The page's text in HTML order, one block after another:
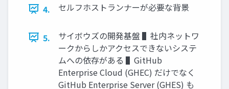
4.
セルフホストランナーが必要な背景
5.
サイボウズの開発基盤 ▌社内ネットワ
ークからしかアクセスできないシステ
ムへの依存がある ▌GitHub
Enterprise Cloud (GHEC) だけでなく
GitHub Enterprise Server (GHES) も